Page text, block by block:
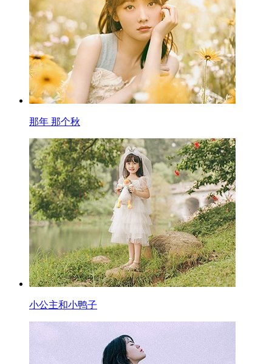
那年 那个秋
小公主和小鸭子